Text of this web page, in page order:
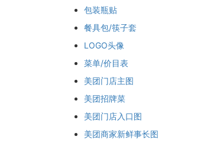
包装瓶贴
餐具包/筷子套
LOGO头像
菜单/价目表
美团门店主图
美团招牌菜
美团门店入口图
美团商家新鲜事长图